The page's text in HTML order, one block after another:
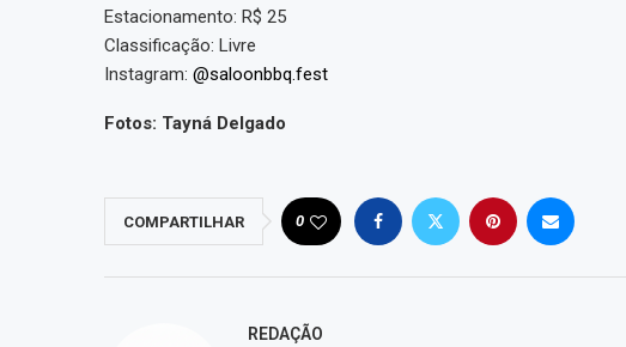
Estacionamento: R$ 25
Classificação: Livre
Instagram: @saloonbbq.fest
Fotos: Tayná Delgado
COMPARTILHAR 0
REDAÇÃO